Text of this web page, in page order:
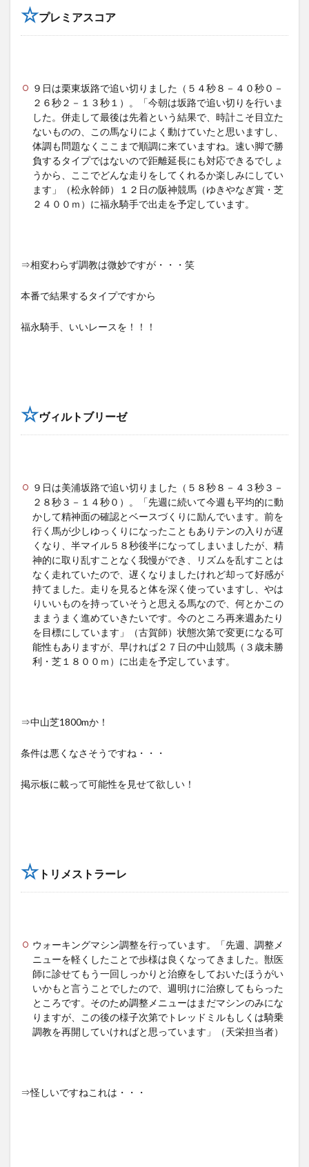
☆プレミアスコア
９日は栗東坂路で追い切りました（５４秒８－４０秒０－
２６秒２－１３秒１）。「今朝は坂路で追い切りを行いま
した。併走して最後は先着という結果で、時計こそ目立た
ないものの、この馬なりによく動けていたと思いますし、
体調も問題なくここまで順調に来ていますね。速い脚で勝
負するタイプではないので距離延長にも対応できるでしょ
うから、ここでどんな走りをしてくれるか楽しみにしてい
ます」（松永幹師）１２日の阪神競馬（ゆきやなぎ賞・芝
２４００ｍ）に福永騎手で出走を予定しています。
⇒相変わらず調教は微妙ですが・・・笑
本番で結果するタイプですから
福永騎手、いいレースを！！！
☆ヴィルトブリーゼ
９日は美浦坂路で追い切りました（５８秒８－４３秒３－
２８秒３－１４秒０）。「先週に続いて今週も平均的に動
かして精神面の確認とベースづくりに励んでいます。前を
行く馬が少しゆっくりになったこともありテンの入りが遅
くなり、半マイル５８秒後半になってしまいましたが、精
神的に取り乱すことなく我慢ができ、リズムを乱すことは
なく走れていたので、遅くなりましたけれど却って好感が
持てました。走りを見ると体を深く使っていますし、やは
りいいものを持っていそうと思える馬なので、何とかこの
ままうまく進めていきたいです。今のところ再来週あたり
を目標にしています」（古賀師）状態次第で変更になる可
能性もありますが、早ければ２７日の中山競馬（３歳未勝
利・芝１８００ｍ）に出走を予定しています。
⇒中山芝1800mか！
条件は悪くなさそうですね・・・
掲示板に載って可能性を見せて欲しい！
☆トリメストラーレ
ウォーキングマシン調整を行っています。「先週、調整メ
ニューを軽くしたことで歩様は良くなってきました。獣医
師に診せてもう一回しっかりと治療をしておいたほうがい
いかもと言うことでしたので、週明けに治療してもらった
ところです。そのため調整メニューはまだマシンのみにな
りますが、この後の様子次第でトレッドミルもしくは騎乗
調教を再開していければと思っています」（天栄担当者）
⇒怪しいですねこれは・・・